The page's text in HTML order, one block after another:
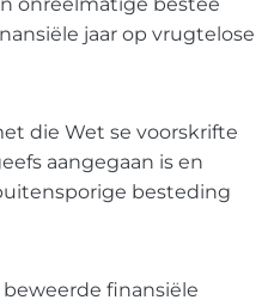
jaar op vrugtelose
die Wet se voorskrifte
aangegaan is en
besteding
finansiële